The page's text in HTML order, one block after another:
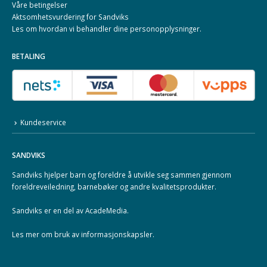
Våre betingelser
Aktsomhetsvurdering for Sandviks
Les om hvordan vi behandler dine personopplysninger.
BETALING
Kundeservice
SANDVIKS
Sandviks hjelper barn og foreldre å utvikle seg sammen gjennom
foreldreveiledning, barnebøker og andre kvalitetsprodukter.
Sandviks er en del avAcadeMedia.
Les mer om bruk av informasjonskapsler.